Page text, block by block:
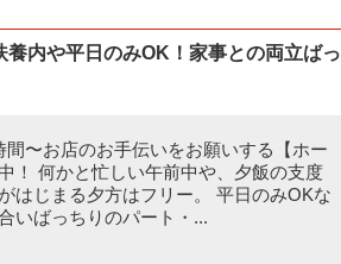
内や平日のみOK！家事との両立ばっ
間〜お店のお手伝いをお願いする【ホー
！ 何かと忙しい午前中や、夕飯の支度
はじまる夕方はフリー。 平日のみOKな
いばっちりのパート・...